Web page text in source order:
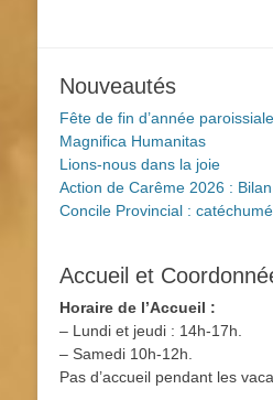
Nouveautés
Fête de fin d’année paroissiale
Magnifica Humanitas
Lions-nous dans la joie
Action de Carême 2026 :
Concile Provincial :
Accueil et
Horaire de l’Accueil :
– Lundi et jeudi : 14h-17h.
– Samedi 10h-12h.
Pas d’accueil pendant les